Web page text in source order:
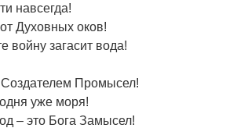
навсегда!
Духовных оков!
войну загасит вода!
Промысел!
уже моря!
– это Бога Замысел!